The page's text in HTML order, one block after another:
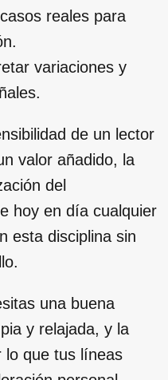
reales para
variaciones y
de un lector
valor añadido, la
del
hoy en día cualquier
esta disciplina sin
una buena
y relajada, y la
lo que tus líneas